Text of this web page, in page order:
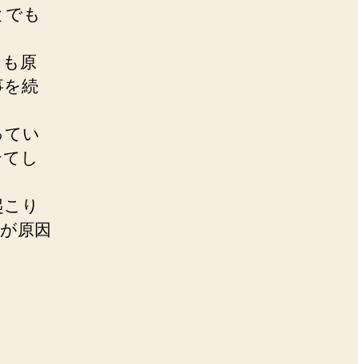
も
原
続
てい
し
り
原因